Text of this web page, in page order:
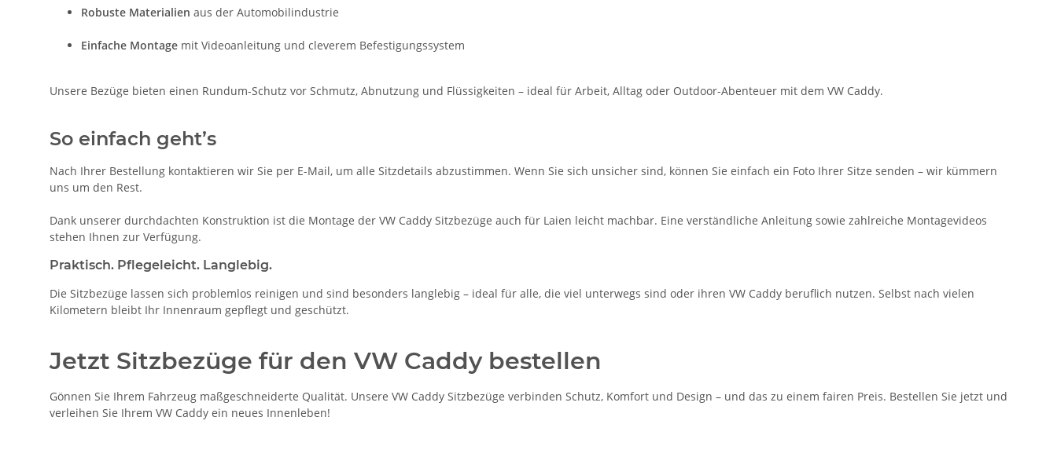
Robuste Materialien aus der Automobilindustrie
Einfache Montage mit Videoanleitung und cleverem Befestigungssystem
Unsere Bezüge bieten einen Rundum-Schutz vor Schmutz, Abnutzung und Flüssigkeiten – ideal für Arbeit, Alltag oder Outdoor-Abenteuer mit dem VW Caddy.
So einfach geht’s
Nach Ihrer Bestellung kontaktieren wir Sie per E-Mail, um alle Sitzdetails abzustimmen. Wenn Sie sich unsicher sind, können Sie einfach ein Foto Ihrer Sitze senden – wir kümmern
uns um den Rest.
Dank unserer durchdachten Konstruktion ist die Montage der VW Caddy Sitzbezüge auch für Laien leicht machbar. Eine verständliche Anleitung sowie zahlreiche Montagevideos
stehen Ihnen zur Verfügung.
Praktisch. Pflegeleicht. Langlebig.
Die Sitzbezüge lassen sich problemlos reinigen und sind besonders langlebig – ideal für alle, die viel unterwegs sind oder ihren VW Caddy beruflich nutzen. Selbst nach vielen
Kilometern bleibt Ihr Innenraum gepflegt und geschützt.
Jetzt Sitzbezüge für den VW Caddy bestellen
Gönnen Sie Ihrem Fahrzeug maßgeschneiderte Qualität. Unsere VW Caddy Sitzbezüge verbinden Schutz, Komfort und Design – und das zu einem fairen Preis. Bestellen Sie jetzt und
verleihen Sie Ihrem VW Caddy ein neues Innenleben!